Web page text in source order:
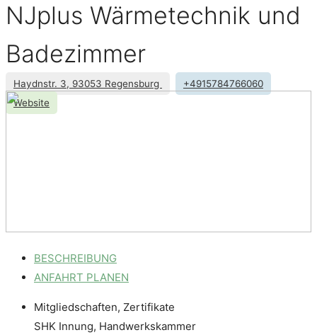
NJplus Wärmetechnik und
Badezimmer
Haydnstr. 3, 93053 Regensburg
+4915784766060
Website
BESCHREIBUNG
ANFAHRT PLANEN
Mitgliedschaften, Zertifikate
SHK Innung, Handwerkskammer